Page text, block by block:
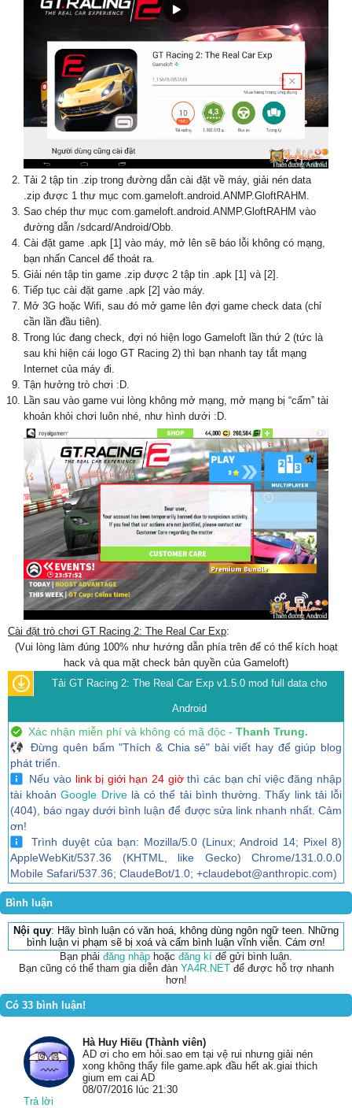
Tải 2 tập tin .zip trong đường dẫn cài đặt về máy, giải nén data
.zip được 1 thư mục com.gameloft.android.ANMP.GloftRAHM.
Sao chép thư mục com.gameloft.android.ANMP.GloftRAHM vào
đường dẫn /sdcard/Android/Obb.
Cài đặt game .apk [1] vào máy, mở lên sẽ báo lỗi không có mạng,
bạn nhấn Cancel để thoát ra.
Giải nén tập tin game .zip được 2 tập tin .apk [1] và [2].
Tiếp tục cài đặt game .apk [2] vào máy.
Mở 3G hoặc Wifi, sau đó mở game lên đợi game check data (chỉ
cần lần đầu tiên).
Trong lúc đang check, đợi nó hiện logo Gameloft lần thứ 2 (tức là
sau khi hiện cái logo GT Racing 2) thì bạn nhanh tay tắt mạng
Internet của máy đi.
Tận hưởng trò chơi :D.
Lần sau vào game vui lòng không mở mạng, mở mạng bị “cấm” tài
khoản khỏi chơi luôn nhé, như hình dưới :D.
Cài đặt trò chơi GT Racing 2: The Real Car Exp:
(Vui lòng làm đúng 100% như hướng dẫn phía trên để có thể kích hoạt
hack và qua mặt check bản quyền của Gameloft)
Tải GT Racing 2: The Real Car Exp v1.5.0 mod full data cho
Android
Xác nhận miễn phí và không có mã độc - Thanh Trung.
Đừng quên bấm "Thích & Chia sẻ" bài viết hay để giúp blog
phát triển.
Nếu vào link bị giới hạn 24 giờthì các bạn chỉ việc đăng nhập
tài khoảnGoogle Drivelà có thể tải bình thường. Thấy link tải lỗi
(404), báo ngay dưới bình luận để được sửa link nhanh nhất. Cảm
ơn!
Trình duyệt của bạn: Mozilla/5.0 (Linux; Android 14; Pixel 8)
AppleWebKit/537.36 (KHTML, like Gecko) Chrome/131.0.0.0
Mobile Safari/537.36; ClaudeBot/1.0; +claudebot@anthropic.com)
Bình luận
Nội quy: Hãy bình luận có văn hoá, không dùng ngôn ngữ teen. Những
bình luận vi phạm sẽ bị xoá và cấm bình luận vĩnh viễn. Cám ơn!
Bạn phải đăng nhập hoặc đăng kí để gửi bình luận.
Bạn cũng có thể tham gia diễn đàn YA4R.NETđể được hỗ trợ nhanh
hơn!
Có 33 bình luận!
Hà Huy Hiếu (Thành viên)
AD ơi cho em hỏi.sao em tại vệ rui nhưng giải nén
xong không thấy file game.apk đầu hết ak.giai thich
gium em cai AD
08/07/2016 lúc 21:30
Trả lời